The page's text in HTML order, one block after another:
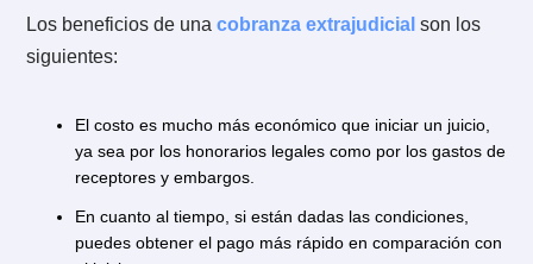
Hay distintas variables que debes tener en
las acreencias a tu favor, unas más relevantes que
En lo personal, te recomiendo hablar con un
empresa con experiencia en la materia para que
tener un diagnóstico seguro sobre la posición en la